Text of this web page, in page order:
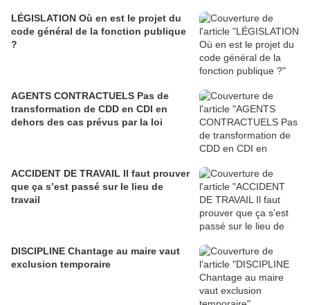
LÉGISLATION Où en est le projet du
code général de la fonction publique
?
AGENTS CONTRACTUELS Pas de
transformation de CDD en CDI en
dehors des cas prévus par la loi
ACCIDENT DE TRAVAIL Il faut prouver
que ça s’est passé sur le lieu de
travail
DISCIPLINE Chantage au maire vaut
exclusion temporaire